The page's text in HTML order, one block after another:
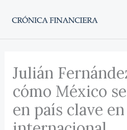
Julián
cómo México
en país clave